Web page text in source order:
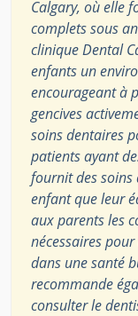
Calgary, où elle
complets sous
clinique Dental
enfants un
encourageant à
gencives
soins dentaires
patients ayant
fournit des
enfant que leur
aux parents les
nécessaires
dans une santé
recommande
consulter le